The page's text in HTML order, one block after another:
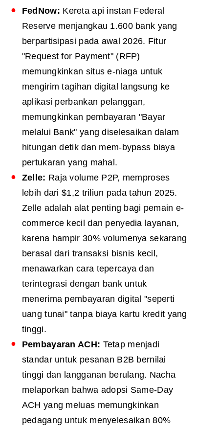
FedNow: Kereta api instan Federal
Reserve menjangkau 1.600 bank yang
berpartisipasi pada awal 2026. Fitur
"Request for Payment" (RFP)
memungkinkan situs e-niaga untuk
mengirim tagihan digital langsung ke
aplikasi perbankan pelanggan,
memungkinkan pembayaran "Bayar
melalui Bank" yang diselesaikan dalam
hitungan detik dan mem-bypass biaya
pertukaran yang mahal.
Zelle: Raja volume P2P, memproses
lebih dari $1,2 triliun pada tahun 2025.
Zelle adalah alat penting bagi pemain e-
commerce kecil dan penyedia layanan,
karena hampir 30% volumenya sekarang
berasal dari transaksi bisnis kecil,
menawarkan cara tepercaya dan
terintegrasi dengan bank untuk
menerima pembayaran digital "seperti
uang tunai" tanpa biaya kartu kredit yang
tinggi.
Pembayaran ACH: Tetap menjadi
standar untuk pesanan B2B bernilai
tinggi dan langganan berulang. Nacha
melaporkan bahwa adopsi Same-Day
ACH yang meluas memungkinkan
pedagang untuk menyelesaikan 80%